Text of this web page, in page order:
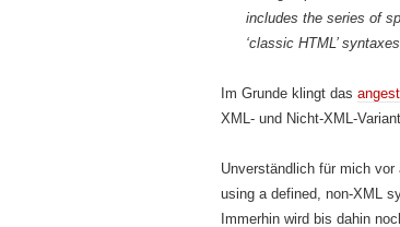
includes the series of
‘classic HTML’
Im Grunde klingt das
XML- und Nicht-XML-
Unverständlich für mich
using a defined, non-XML
Immerhin wird bis dahin